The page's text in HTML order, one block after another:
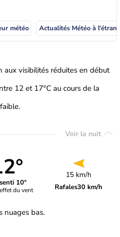
météo
aux visibilités réduites en début
12 et 17°C au cours de la
Voir la nuit
10°
du vent
15 km/h
Rafales30 km/h
nuages bas.